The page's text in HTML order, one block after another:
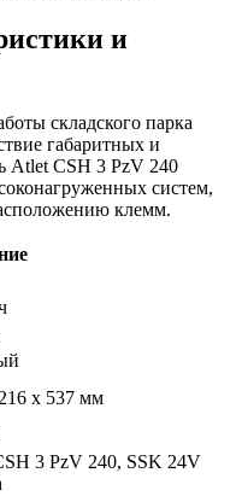
и
складского парка
габаритных и
Atlet CSH 3 PzV 240
систем,
клемм.
x 537 мм
3 PzV 240, SSK 24V